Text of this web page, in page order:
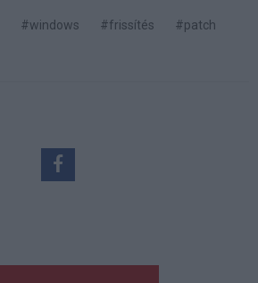
#windows #frissítés
#patch